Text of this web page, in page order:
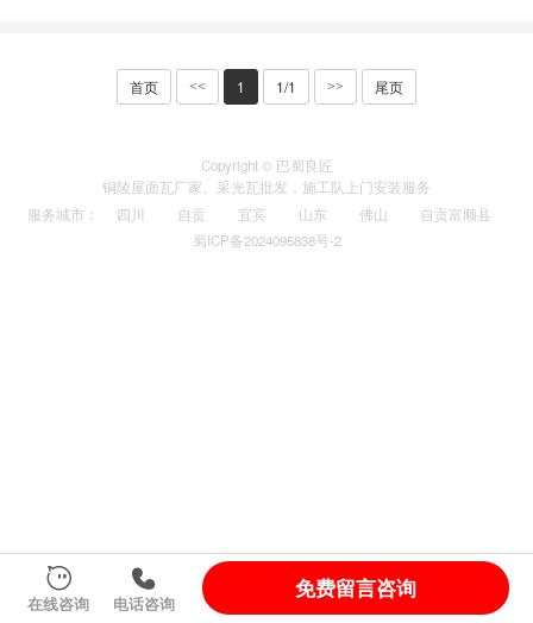
首页 << 1 1/1 >> 尾页
Copyright © 巴蜀良匠
铜陵屋面瓦厂家 采光瓦批发，施工队上门安装服务
服务城市 ： 四川 自贡 宜宾 山东 佛山
自贡富顺县
蜀ICP备2024095838号-2
在线咨询 电话咨询
免费留言咨询